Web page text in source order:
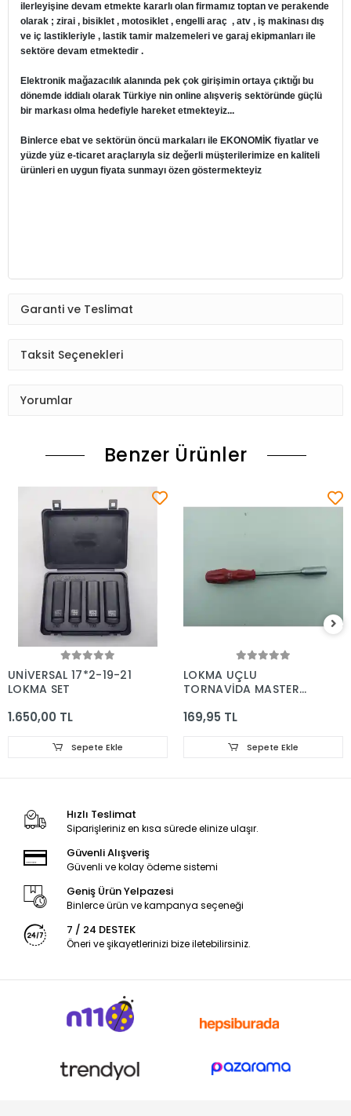
ilerleyişine devam etmekte kararlı olan firmamız toptan ve perakende
olarak ; zirai , bisiklet , motosiklet , engelli araç , atv , iş makinası dış
ve iç lastikleriyle , lastik tamir malzemeleri ve garaj ekipmanları ile
sektöre devam etmektedir .
Elektronik mağazacılık alanında pek çok girişimin ortaya çıktığı bu
dönemde iddialı olarak Türkiye nin online alışveriş sektöründe güçlü
bir markası olma hedefiyle hareket etmekteyiz...
Binlerce ebat ve sektörün öncü markaları ile EKONOMİK fiyatlar ve
yüzde yüz e-ticaret araçlarıyla siz değerli müşterilerimize en kaliteli
ürünleri en uygun fiyata sunmayı özen göstermekteyiz
Garanti ve Teslimat
Taksit Seçenekleri
Yorumlar
Benzer Ürünler
UNİVERSAL 17*2-19-21
LOKMA SET
1.650,00 TL
Sepete Ekle
LOKMA UÇLU
TORNAVİDA MASTER
169,95 TL
Sepete Ekle
Hızlı Teslimat
Siparişleriniz en kısa sürede elinize ulaşır.
Güvenli Alışveriş
Güvenli ve kolay ödeme sistemi
Geniş Ürün Yelpazesi
Binlerce ürün ve kampanya seçeneği
7 / 24 DESTEK
Öneri ve şikayetlerinizi bize iletebilirsiniz.